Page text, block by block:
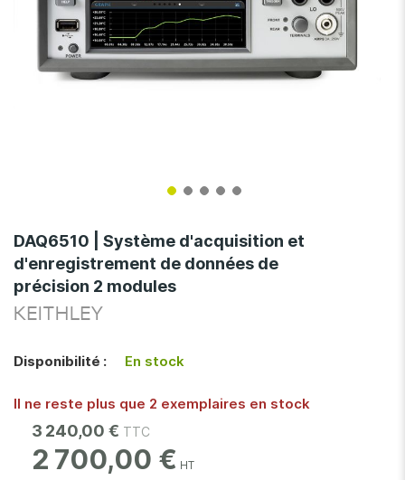
to
the
beginning
of
the
DAQ6510 | Système d'acquisition et
d'enregistrement de données de
précision 2 modules
KEITHLEY
Disponibilité : En stock
Il ne reste plus que 2 exemplaires en stock
3 240,00 €
2 700,00 €